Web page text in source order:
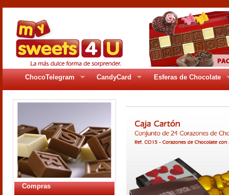
ChocoTelegram CandyCard Esferas de Chocolate
Compras